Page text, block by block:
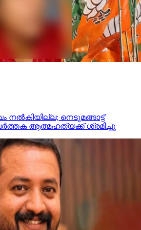
നല്‍കിയില്ല; നെടുമങ്ങാട്ട്
ആത്മഹത്യക്ക് ശ്രമിച്ചു